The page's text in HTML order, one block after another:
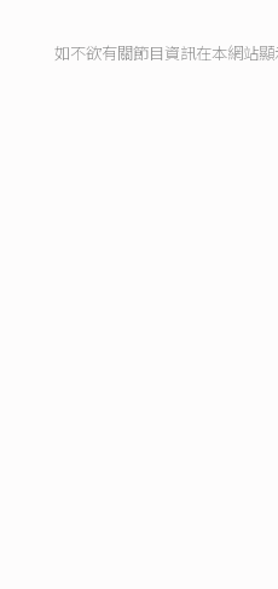
如不欲有關節目資訊在本網站